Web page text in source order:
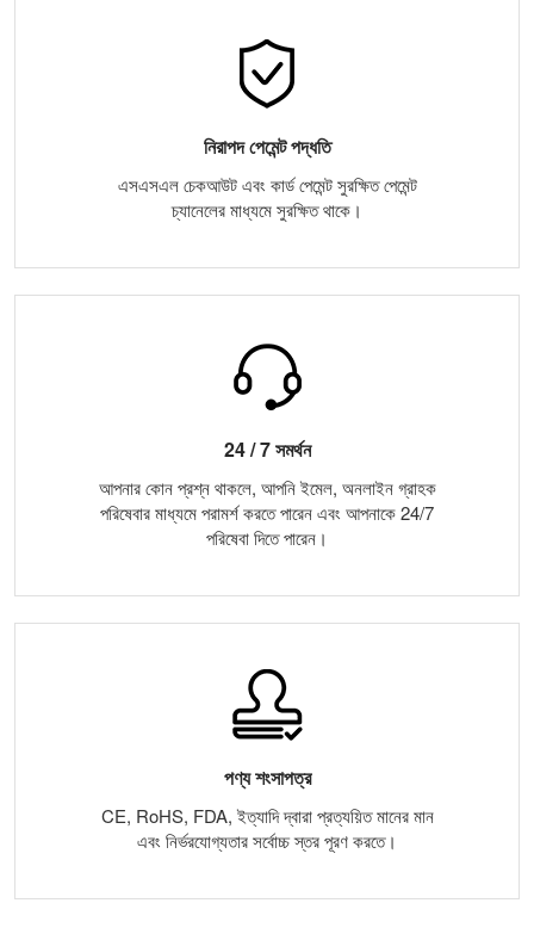
নিরাপদ পেমেন্ট পদ্ধতি
এসএসএল চেকআউট এবং কার্ড পেমেন্ট সুরক্ষিত পেমেন্ট
চ্যানেলের মাধ্যমে সুরক্ষিত থাকে।
24 / 7 সমর্থন
আপনার কোন প্রশ্ন থাকলে, আপনি ইমেল, অনলাইন গ্রাহক
পরিষেবার মাধ্যমে পরামর্শ করতে পারেন এবং আপনাকে 24/7
পরিষেবা দিতে পারেন।
পণ্য শংসাপত্র
CE, RoHS, FDA, ইত্যাদি দ্বারা প্রত্যয়িত মানের মান
এবং নির্ভরযোগ্যতার সর্বোচ্চ স্তর পূরণ করতে।